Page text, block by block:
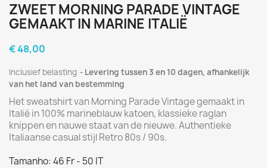
ZWEET MORNING PARADE VINTAGE
GEMAAKT IN MARINE ITALIË
€ 48,00
Inclusief belasting
Levering tussen 3 en 10 dagen, afhankelijk
van het land van bestemming
Het sweatshirt van Morning Parade Vintage gemaakt in
Italië in 100% marineblauw katoen, klassieke raglan
knippen en nauwe staat van de nieuwe. Authentieke
Italiaanse casual stijl Retro 80s / 90s.
Tamanho: 46 Fr - 50 IT